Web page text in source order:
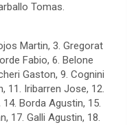
Tomas.
Martin, 3. Gregorat
Fabio, 6. Belone
Gaston, 9. Cognini
11. Iribarren Jose, 12.
Borda Agustin, 15.
17. Galli Agustin, 18.